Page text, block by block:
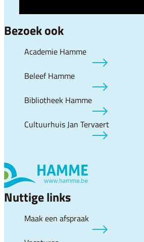
Bezoek ook
Academie Hamme
Beleef Hamme
Bibliotheek Hamme
Cultuurhuis Jan Tervaert
Nuttige links
Maak een afspraak